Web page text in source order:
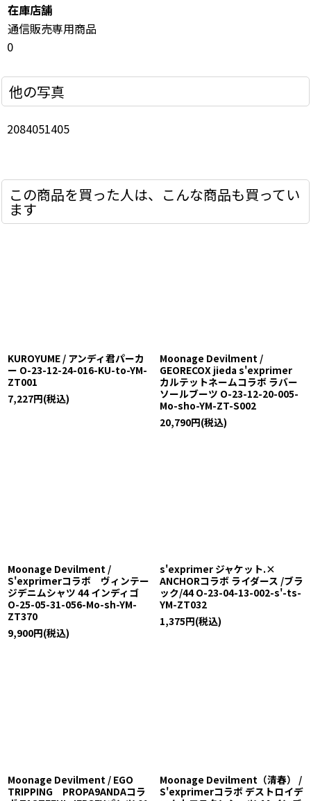
在庫店舗
通信販売専用商品
0
他の写真
2084051405
この商品を買った人は、こんな商品も買ってい
ます
KUROYUME / アンディ君パーカ
ー O-23-12-24-016-KU-to-YM-
ZT001
7,227円(税込)
Moonage Devilment /
GEORECOX jieda s'exprimer
カルテットネームコラボ ラバー
ソールブーツ O-23-12-20-005-
Mo-sho-YM-ZT-S002
20,790円(税込)
Moonage Devilment /
S'exprimerコラボ ヴィンテー
ジデニムシャツ 44 インディゴ
O-25-05-31-056-Mo-sh-YM-
ZT370
9,900円(税込)
s'exprimer ジャケット.×
ANCHORコラボ ライダース /ブラ
ック/44 O-23-04-13-002-s'-ts-
YM-ZT032
1,375円(税込)
Moonage Devilment / EGO
TRIPPING PROPA9ANDAコラ
Moonage Devilment（清春） /
S'exprimerコラボ デストロイデ